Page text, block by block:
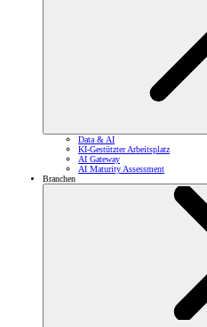
Data & AI
KI-Gestützter Arbeitsplatz
AI Gateway
AI Maturity Assessment
Branchen